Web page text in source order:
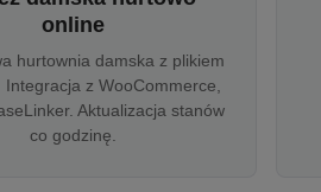
online
hurtownia damska z plikiem
Integracja z WooCommerce,
Aktualizacja stanów
co godzinę.